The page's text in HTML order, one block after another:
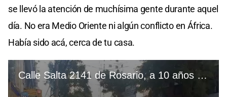
se llevó la atención de muchísima gente durante aquel
día. No era Medio Oriente ni algún conflicto en África.
Había sido acá, cerca de tu casa.